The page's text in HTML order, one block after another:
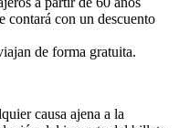
contará con un descuento
de forma gratuita.
causa ajena a la